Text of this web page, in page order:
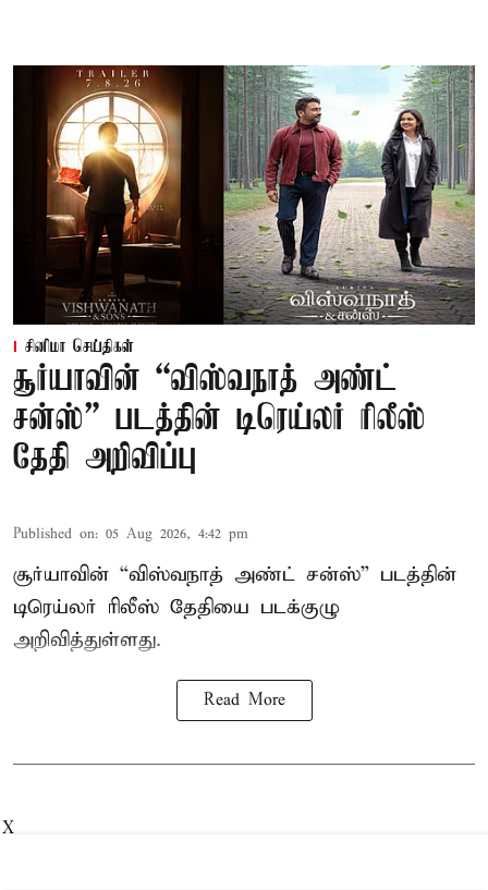
சினிமா செய்திகள்
சூர்யாவின் “விஸ்வநாத் அண்ட்
சன்ஸ்” படத்தின் டிரெய்லர் ரிலீஸ்
தேதி அறிவிப்பு
Published on: 05 Aug 2026, 4:42 pm
சூர்யாவின் “விஸ்வநாத் அண்ட் சன்ஸ்” படத்தின்
டிரெய்லர் ரிலீஸ் தேதியை படக்குழு
அறிவித்துள்ளது.
Read More
X